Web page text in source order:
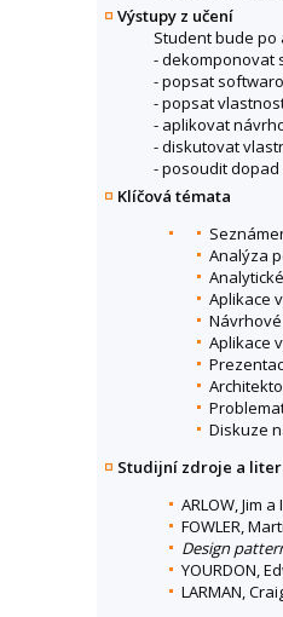
Výstupy z učení
Student bude
- dekomponovat
- popsat
- popsat
- aplikovat
- diskutovat
- posoudit
Klíčová témata
Analýza
Aplikace
Aplikace
Diskuze
Studijní zdroje a
ARLOW, Jim a
FOWLER,
Design
YOURDON,
LARMAN,